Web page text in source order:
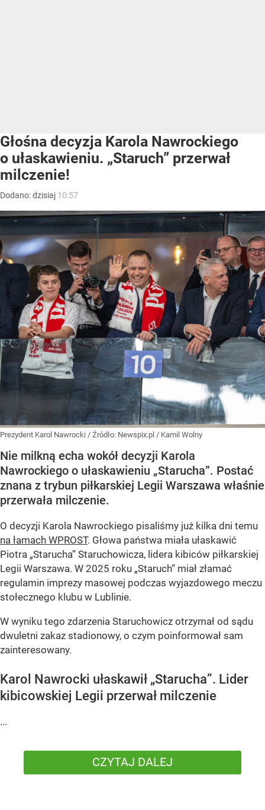
Głośna decyzja Karola Nawrockiego
o ułaskawieniu. „Staruch” przerwał
milczenie!
Dodano:dzisiaj 10:57
Prezydent Karol Nawrocki / Źródło: Newspix.pl / Kamil Wolny
Nie milkną echa wokół decyzji Karola
Nawrockiego o ułaskawieniu „Starucha”. Postać
znana z trybun piłkarskiej Legii Warszawa właśnie
przerwała milczenie.
O decyzji Karola Nawrockiego pisaliśmy już kilka dni temu
na łamach WPROST. Głowa państwa miała ułaskawić
Piotra „Starucha” Staruchowicza, lidera kibiców piłkarskiej
Legii Warszawa. W 2025 roku „Staruch” miał złamać
regulamin imprezy masowej podczas wyjazdowego meczu
stołecznego klubu w Lublinie.
W wyniku tego zdarzenia Staruchowicz otrzymał od sądu
dwuletni zakaz stadionowy, o czym poinformował sam
zainteresowany.
Karol Nawrocki ułaskawił „Starucha”. Lider
kibicowskiej Legii przerwał milczenie
...
CZYTAJ DALEJ